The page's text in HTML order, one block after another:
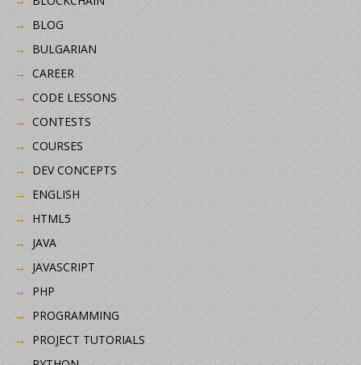
BLOG
BULGARIAN
CAREER
CODE LESSONS
CONTESTS
COURSES
DEV CONCEPTS
ENGLISH
HTML5
JAVA
JAVASCRIPT
PHP
PROGRAMMING
PROJECT TUTORIALS